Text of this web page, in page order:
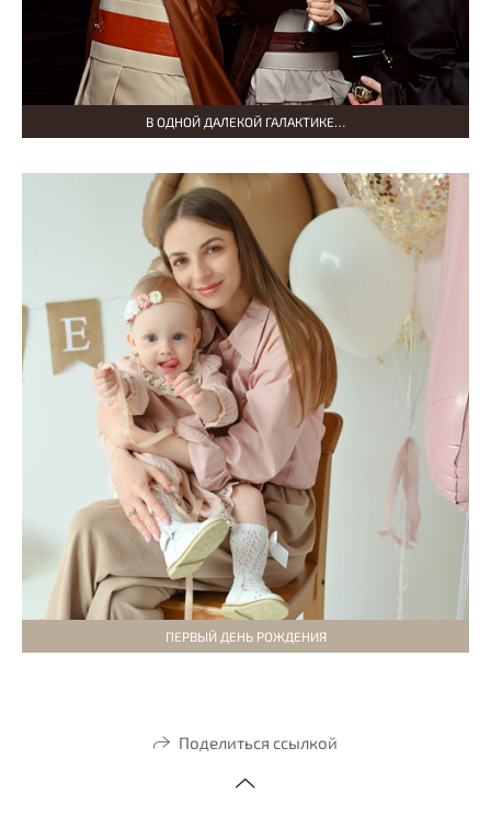
В ОДНОЙ ДАЛЕКОЙ ГАЛАКТИКЕ…
ПЕРВЫЙ ДЕНЬ РОЖДЕНИЯ
Поделиться ссылкой